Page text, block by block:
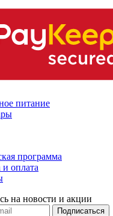
питание
программа
и оплата
на новости и акции
Подписаться